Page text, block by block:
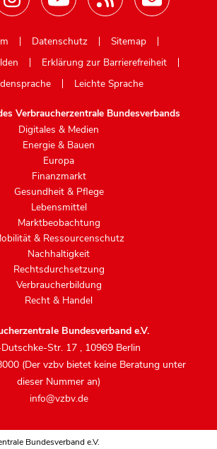
Datenschutz
Sitemap
Erklärung zur Barrierefreiheit
Leichte Sprache
Verbraucherzentrale Bundesverbands
Digitales & Medien
Energie & Bauen
Europa
Finanzmarkt
Gesundheit & Pflege
Lebensmittel
Marktbeobachtung
& Ressourcenschutz
Nachhaltigkeit
Rechtsdurchsetzung
Verbraucherbildung
Recht & Handel
Bundesverband e.V.
Str. 17 , 10969 Berlin
(Der vzbv bietet keine Beratung unter
dieser Nummer an)
info@vzbv.de
Bundesverband e.V.